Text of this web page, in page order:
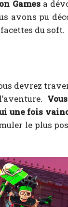
Gamesa
avons pu
du soft.
devrez
une fois
le plus